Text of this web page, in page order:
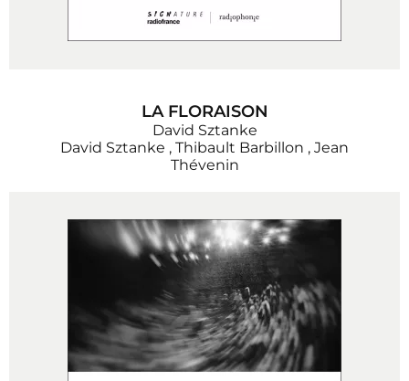
LA FLORAISON
David Sztanke
David Sztanke , Thibault Barbillon , Jean
Thévenin